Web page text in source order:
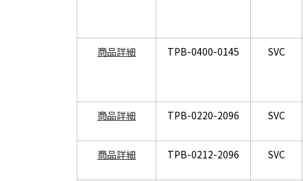
商品詳細 TPB-0400-0145 SVC
商品詳細 TPB-0220-2096 SVC
商品詳細 TPB-0212-2096 SVC